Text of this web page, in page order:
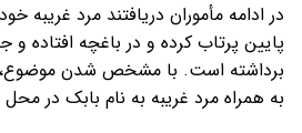
در ادامه مأموران دریافتند مرد غریبه
پایین پرتاب کرده و در باغچه
برداشته است. با مشخص شدن موضوع،
به همراه مرد غریبه به نام بابک در